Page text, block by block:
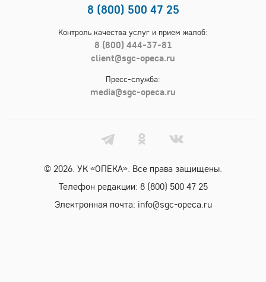
8 (800) 500 47 25
Контроль качества услуг и прием жалоб:
8 (800) 444-37-81
client@sgc-opeca.ru
Пресс-служба:
media@sgc-opeca.ru
© 2026. УК «ОПЕКА». Все права защищены.
Телефон редакции: 8 (800) 500 47 25
Электронная почта: info@sgc-opeca.ru